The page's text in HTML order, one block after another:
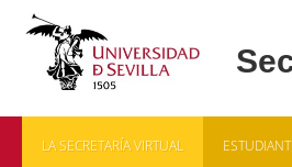
LA SECRETARÍA VIRTUAL